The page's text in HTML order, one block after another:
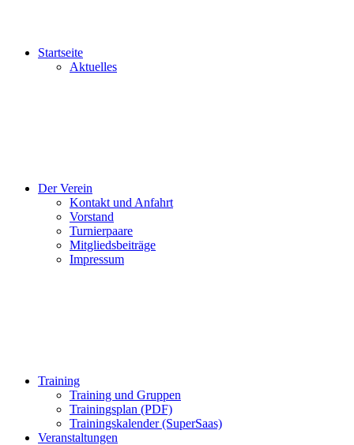
Startseite
Aktuelles
Der Verein
Kontakt und Anfahrt
Vorstand
Turnierpaare
Mitgliedsbeiträge
Impressum
Training
Training und Gruppen
Trainingsplan (PDF)
Trainingskalender (SuperSaas)
Veranstaltungen